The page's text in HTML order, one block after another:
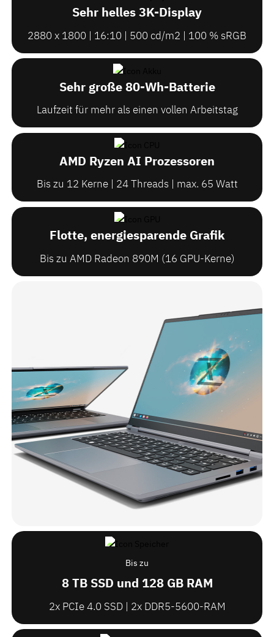
Sehr helles 3K-Display
2880 x 1800 | 16:10 | 500 cd/m2 | 100 % sRGB
Sehr große 80-Wh-Batterie
Laufzeit für mehr als einen vollen Arbeitstag
AMD Ryzen AI Prozessoren
Bis zu 12 Kerne | 24 Threads | max. 65 Watt
Flotte, energiesparende Grafik
Bis zu AMD Radeon 890M (16 GPU-Kerne)
Bis zu
8 TB SSD und 128 GB RAM
2x PCIe 4.0 SSD | 2x DDR5-5600-RAM